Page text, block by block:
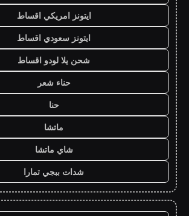
ايتونز امريكي اقساط
ايتونز سعودي اقساط
شحن يلا لودو اقساط
حناء شعر
حنا
ماتشا
شاي ماتشا
شدات ببجي تمارا